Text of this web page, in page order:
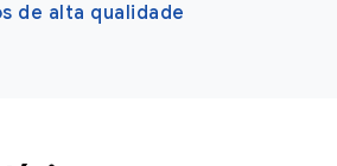
de alta qualidade